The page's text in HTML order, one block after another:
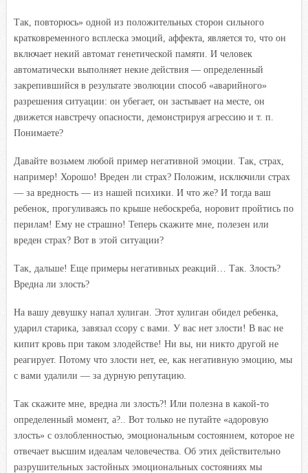
Так, повторюсь» одной из положительных сторон сильного
кратковременного всплеска эмоций, аффекта, является то, что он
включает некий автомат генетической памяти. И человек
автоматически выполняет некие действия — определенный
закрепившийся в результате эволюции способ «аварийного»
разрешения ситуации: он убегает, он застывает на месте, он
движется навстречу опасности, демонстрируя агрессию и т. п.
Понимаете?
Давайте возьмем любой пример негативной эмоции. Так, страх,
например! Хорошо! Вреден ли страх? Положим, исключили страх
— за вредность — из нашей психики. И что же? И тогда ваш
ребенок, прогуливаясь по крыше небоскреба, норовит пройтись по
перилам! Ему не страшно! Теперь скажите мне, полезен или
вреден страх? Вот в этой ситуации?
Так, дальше! Еще примеры негативных реакций… Так. Злость?
Вредна ли злость?
На вашу девушку напал хулиган. Этот хулиган обидел ребенка,
ударил старика, завязал ссору с вами. У вас нет злости! В вас не
кипит кровь при таком злодействе! Ни вы, ни никто другой не
реагирует. Потому что злости нет, ее, как негативную эмоцию, мы
с вами удалили — за дурную репутацию.
Так скажите мне, вредна ли злость?! Или полезна в какой-то
определенный момент, а?.. Вот только не путайте «адоровую
злость» с озлобленностью, эмоциональным состоянием, которое не
отвечает высшим идеалам человечества. Об этих действительно
разрушительных застойных эмоциональных состояниях мы